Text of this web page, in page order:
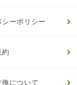
ーポリシー
約
について